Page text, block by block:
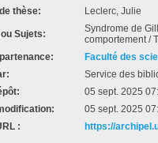
thèse: Leclerc, Julie
Sujets:
Syndrome de
comportement /
Faculté des
Service des
05 sept. 2025
05 sept. 2025
:
https://